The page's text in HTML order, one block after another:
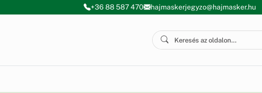
+36 88 587 470 hajmaskerjegyzo@hajmasker.hu